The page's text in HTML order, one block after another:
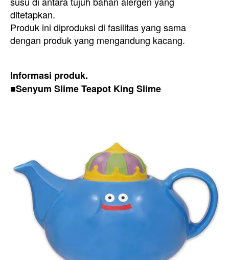
ditetapkan.
Produk ini diproduksi di fasilitas yang sama
dengan produk yang mengandung kacang.
Informasi produk.
■Senyum Slime Teapot King Slime